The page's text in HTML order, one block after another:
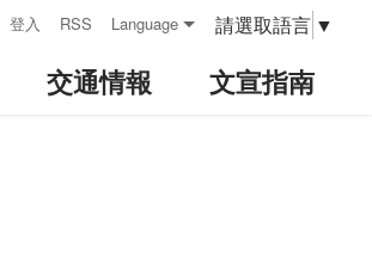
登入 RSS Language 請選取語言 ▼
交通情報 文宣指南